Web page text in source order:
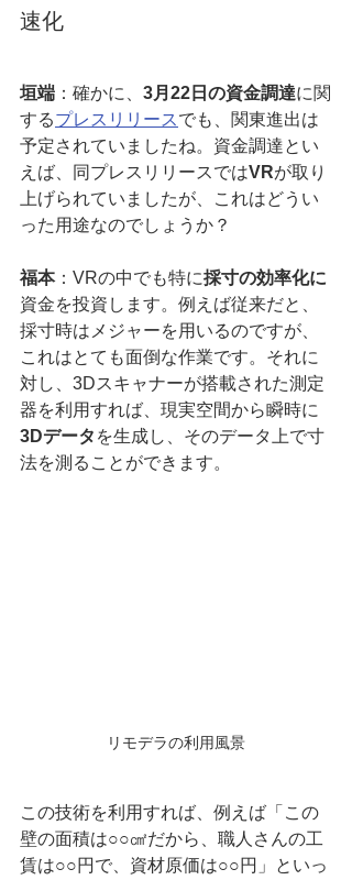
速化
垣端 ：確かに、 3月22日の資金調達に関
するプレスリリースでも、関東進出は
予定されていましたね。資金調達とい
えば、同プレスリリースではVRが取り
上げられていましたが、これはどうい
った用途なのでしょうか？
福本：VRの中でも特に採寸の効率化に
資金を投資します。例えば従来だと、
採寸時はメジャーを用いるのですが、
これはとても面倒な作業です。それに
対し、3Dスキャナーが搭載された測定
器を利用すれば、現実空間から瞬時に
3Dデータ を生成し、そのデータ上で寸
法を測ることができます。
リモデラの利用風景
この技術を利用すれば、例えば「この
壁の面積は○○㎠だから、職人さんの工
賃は○○円で、資材原価は○○円」といっ